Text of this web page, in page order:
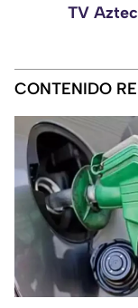
TV
CONTENIDO